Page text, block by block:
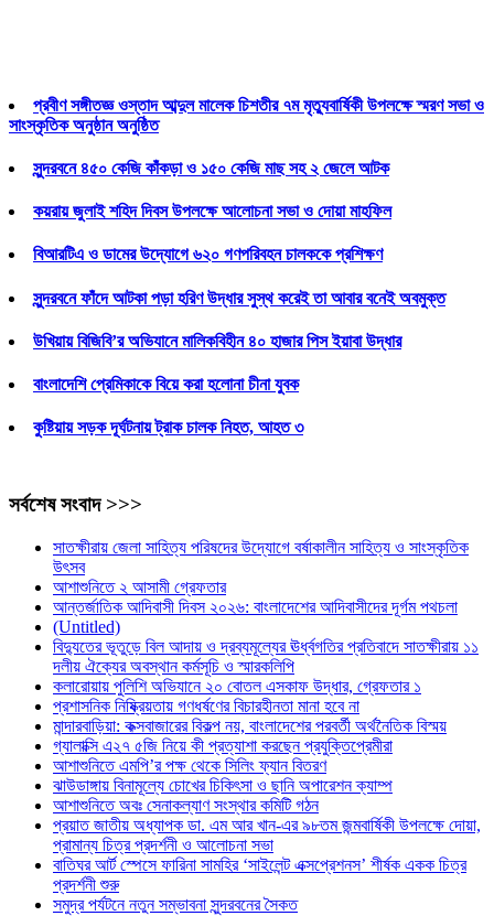
প্রবীণ সঙ্গীতজ্ঞ ওস্তাদ আব্দুল মালেক চিশতীর ৭ম মৃত্যুবার্ষিকী উপলক্ষে স্মরণ সভা ও
সাংস্কৃতিক অনুষ্ঠান অনুষ্ঠিত
সুন্দরবনে ৪৫০ কেজি কাঁকড়া ও ১৫০ কেজি মাছ সহ ২ জেলে আটক
কয়রায় জুলাই শহিদ দিবস উপলক্ষে আলোচনা সভা ও দোয়া মাহফিল
বিআরটিএ ও ডামের উদ্যোগে ৬২০ গণপরিবহন চালককে প্রশিক্ষণ
সুন্দরবনে ফাঁদে আটকা পড়া হরিণ উদ্ধার সুস্থ করেই তা আবার বনেই অবমুক্ত
উখিয়ায় বিজিবি’র অভিযানে মালিকবিহীন ৪০ হাজার পিস ইয়াবা উদ্ধার
বাংলাদেশি প্রেমিকাকে বিয়ে করা হলোনা চীনা যুবক
কুষ্টিয়ায় সড়ক দূর্ঘটনায় ট্রাক চালক নিহত, আহত ৩
সর্বশেষ সংবাদ >>>
সাতক্ষীরায় জেলা সাহিত্য পরিষদের উদ্যোগে বর্ষাকালীন সাহিত্য ও সাংস্কৃতিক
উৎসব
আশাশুনিতে ২ আসামী গ্রেফতার
আন্তর্জাতিক আদিবাসী দিবস ২০২৬: বাংলাদেশের আদিবাসীদের দূর্গম পথচলা
(Untitled)
বিদ্যুতের ভূতুড়ে বিল আদায় ও দ্রব্যমূল্যের ঊর্ধ্বগতির প্রতিবাদে সাতক্ষীরায় ১১
দলীয় ঐক্যের অবস্থান কর্মসূচি ও স্মারকলিপি
কলারোয়ায় পুলিশি অভিযানে ২০ বোতল এসকাফ উদ্ধার, গ্রেফতার ১
প্রশাসনিক নিষ্ক্রিয়তায় গণধর্ষণের বিচারহীনতা মানা হবে না
মান্দারবাড়িয়া: কক্সবাজারের বিকল্প নয়, বাংলাদেশের পরবর্তী অর্থনৈতিক বিস্ময়
গ্যালাক্সি এ২৭ ৫জি নিয়ে কী প্রত্যাশা করছেন প্রযুক্তিপ্রেমীরা
আশাশুনিতে এমপি’র পক্ষ থেকে সিলিং ফ্যান বিতরণ
ঝাউডাঙ্গায় বিনামূল্যে চোখের চিকিৎসা ও ছানি অপারেশন ক্যাম্প
আশাশুনিতে অবঃ সেনাকল্যাণ সংস্থার কমিটি গঠন
প্রয়াত জাতীয় অধ্যাপক ডা. এম আর খান-এর ৯৮তম জন্মবার্ষিকী উপলক্ষে দোয়া,
প্রামান্য চিত্র প্রদর্শনী ও আলোচনা সভা
বাতিঘর আর্ট স্পেসে ফারিনা সামহির ‘সাইলেন্ট এক্সপ্রেশনস’ শীর্ষক একক চিত্র
প্রদর্শনী শুরু
সমুদ্র পর্যটনে নতুন সম্ভাবনা সুন্দরবনের সৈকত